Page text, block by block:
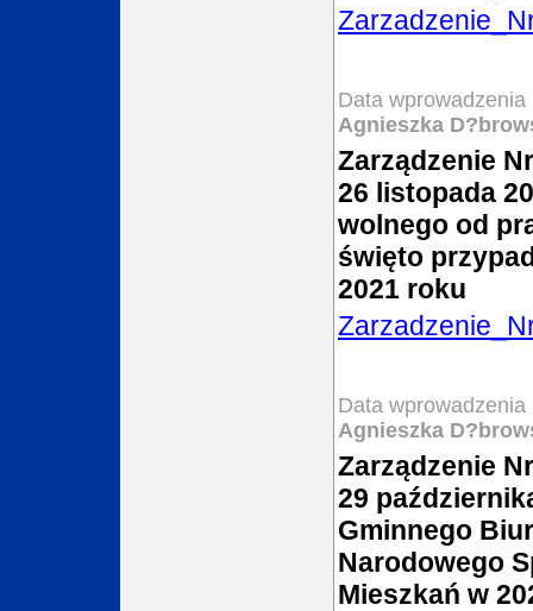
Data
Agnieszka
Zarządzenie
26 listopada
wolnego od
święto
2021 roku
Data
Agnieszka
Zarządzenie
29
Gminnego
Narodowego
Mieszkań w